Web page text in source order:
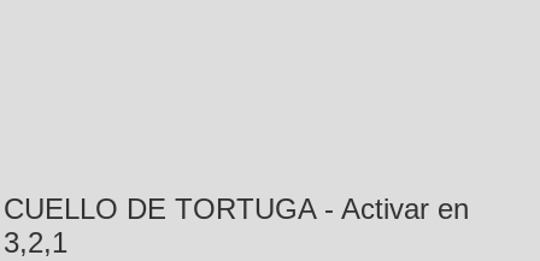
CUELLO DE TORTUGA - Activar en
3,2,1